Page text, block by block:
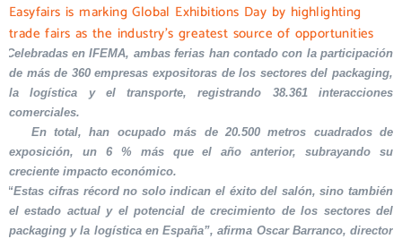
Easyfairs is marking Global Exhibitions Day by highlighting
trade fairs as the industry’s greatest source of opportunities
Celebradas en IFEMA, ambas ferias han contado con la participación
de más de 360 empresas expositoras de los sectores del packaging,
la logística y el transporte, registrando 38.361 interacciones
comerciales.
En total, han ocupado más de 20.500 metros cuadrados de
exposición, un 6 % más que el año anterior, subrayando su
creciente impacto económico.
“Estas cifras récord no solo indican el éxito del salón, sino también
el estado actual y el potencial de crecimiento de los sectores del
packaging y la logística en España”, afirma Oscar Barranco, director